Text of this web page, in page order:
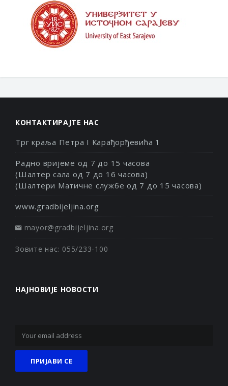
КОНТАКТИРАЈТЕ НАС
Трг краља Петра I Карађорђевића 1
Радно вријеме од 7 до 15 часова
(Шалтер сала од 7 до 16 часова)
(Шалтери Матичне службе од 7 до 15 часова)
www.gradbijeljina.org
mayor@gradbijeljina.org
Зовите нас: 055/233-100
НАЈНОВИЈЕ НОВОСТИ